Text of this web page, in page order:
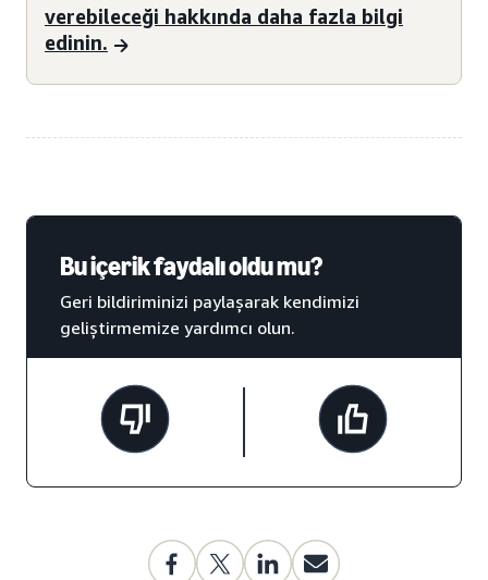
verebileceği hakkında daha fazla bilgi
edinin.
Bu içerik faydalı oldu mu?
Geri bildiriminizi paylaşarak kendimizi
geliştirmemize yardımcı olun.